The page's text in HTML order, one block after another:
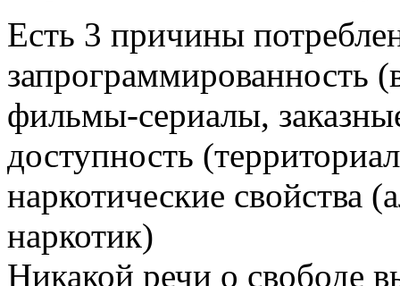
Есть 3 причины
фильмы-сериалы,
доступность
наркотические свойства
наркотик)
Никакой речи о свободе